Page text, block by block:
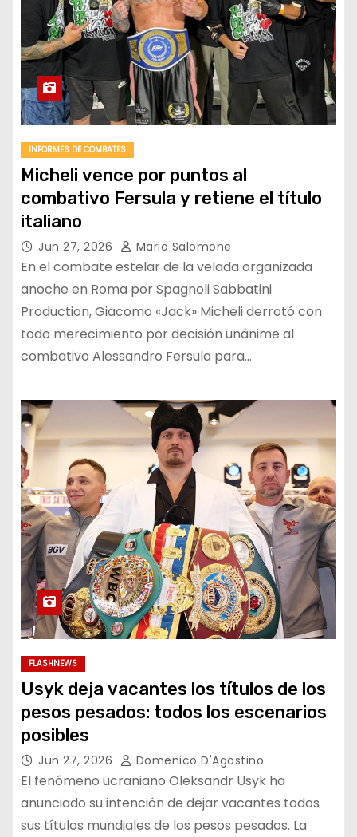
INFORMES DE COMBATES
Micheli vence por puntos al
combativo Fersula y retiene el título
italiano
Jun 27, 2026 Mario Salomone
En el combate estelar de la velada organizada
anoche en Roma por Spagnoli Sabbatini
Production, Giacomo «Jack» Micheli derrotó con
todo merecimiento por decisión unánime al
combativo Alessandro Fersula para…
FLASHNEWS
Usyk deja vacantes los títulos de los
pesos pesados: todos los escenarios
posibles
Jun 27, 2026 Domenico D'Agostino
El fenómeno ucraniano Oleksandr Usyk ha
anunciado su intención de dejar vacantes todos
sus títulos mundiales de los pesos pesados. La